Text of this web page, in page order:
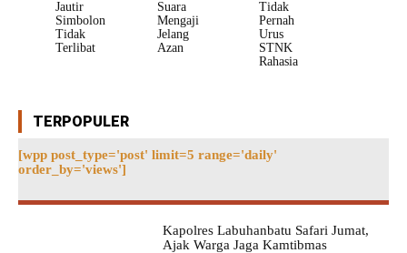
Jautir
Simbolon
Tidak
Terlibat
Suara
Mengaji
Jelang
Azan
Tidak
Pernah
Urus
STNK
Rahasia
TERPOPULER
[wpp post_type='post' limit=5 range='daily'
order_by='views']
Kapolres Labuhanbatu Safari Jumat,
Ajak Warga Jaga Kamtibmas